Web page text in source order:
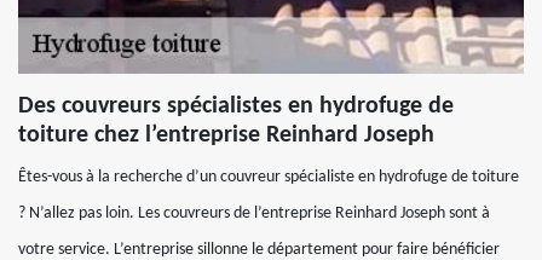
Des couvreurs spécialistes en hydrofuge de
toiture chez l’entreprise Reinhard Joseph
Êtes-vous à la recherche d’un couvreur spécialiste en hydrofuge de toiture
? N’allez pas loin. Les couvreurs de l’entreprise Reinhard Joseph sont à
votre service. L’entreprise sillonne le département pour faire bénéficier